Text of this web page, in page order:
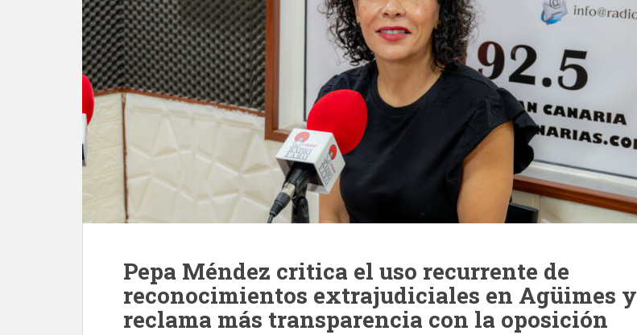
Pepa Méndez critica el uso recurrente de
reconocimientos extrajudiciales en Agüimes y
reclama más transparencia con la oposición